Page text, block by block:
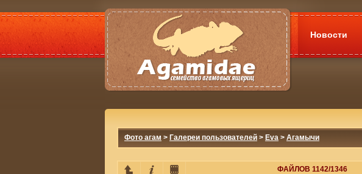
Новости
Фото агам > Галереи пользователей > Eva > Агамычи
ФАЙЛОВ 1142/1346